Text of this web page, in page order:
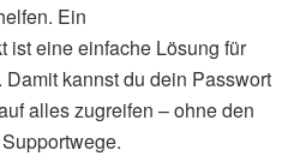
Ein
ist eine einfache Lösung für
kannst du dein Passwort
alles zugreifen – ohne den